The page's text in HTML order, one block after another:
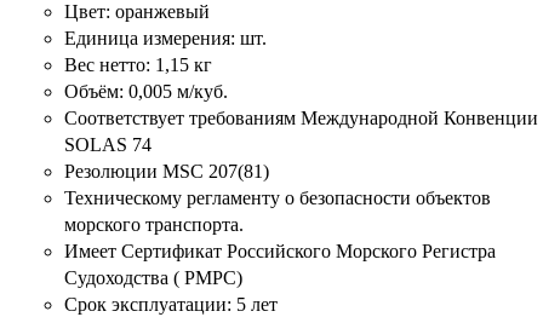
Цвет: оранжевый
Единица измерения: шт.
Вес нетто: 1,15 кг
Объём: 0,005 м/куб.
Соответствует требованиям Международной Конвенции
SOLAS 74
Резолюции MSC 207(81)
Техническому регламенту о безопасности объектов
морского транспорта.
Имеет Сертификат Российского Морского Регистра
Судоходства ( РМРС)
Срок эксплуатации: 5 лет